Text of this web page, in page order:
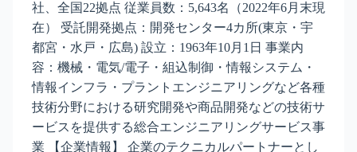
社、全国22拠点 従業員数：5,643名（2022年6月末現
在） 受託開発拠点：開発センター4カ所(東京・宇
都宮・水戸・広島) 設立：1963年10月1日 事業内
容：機械・電気/電子・組込制御・情報システム・
情報インフラ・プラントエンジニアリングなど各種
技術分野における研究開発や商品開発などの技術サ
ービスを提供する総合エンジニアリングサービス事
業 【企業情報】 企業のテクニカルパートナーとし